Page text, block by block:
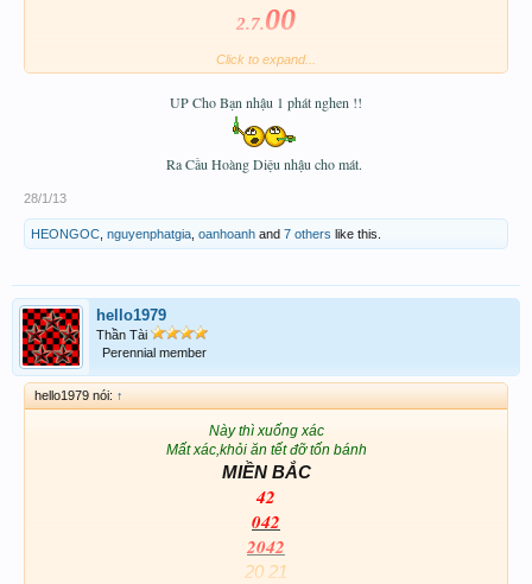
2.7.00
trễ quá mà ghiền quá!chúc anh chị em may mắn!
Click to expand...
UP Cho Bạn nhậu 1 phát nghen !!
Ra Cầu Hoàng Diệu nhậu cho mát.
28/1/13
HEONGOC nguyenphatgia oanhoanh and 7 others like this.
hello1979
Thần Tài
Perennial member
hello1979 nói: ↑
Này thì xuống xác
Mất xác,khỏi ăn tết đỡ tốn bánh
MIỀN BẮC
42
042
2042
20 21